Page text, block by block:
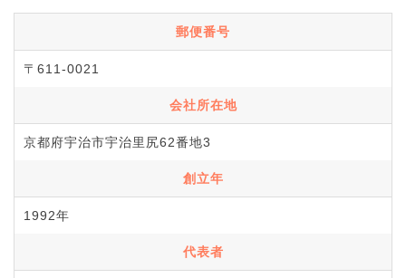
郵便番号
〒611-0021
会社所在地
京都府宇治市宇治里尻62番地3
創立年
1992年
代表者